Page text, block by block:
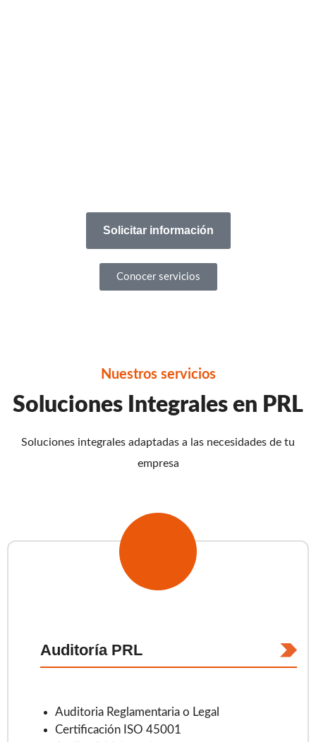
Solicitar información
Conocer servicios
Nuestros servicios
Soluciones Integrales en PRL
Soluciones integrales adaptadas a las necesidades de tu
empresa
Auditoría PRL
Auditoria Reglamentaria o Legal
Certificación ISO 45001